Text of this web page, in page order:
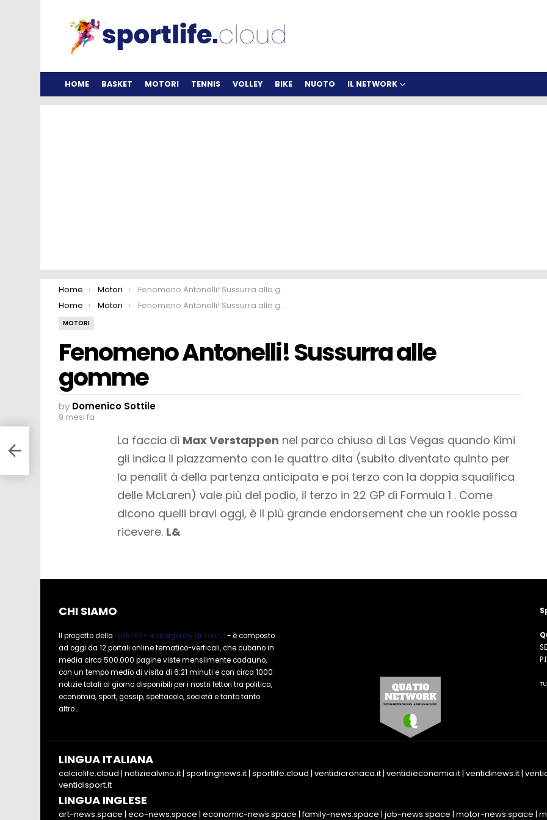
HOME BASKET MOTORI TENNIS VOLLEY BIKE NUOTO IL NETWORK
You are here:
Home Motori
Fenomeno Antonelli! Sussurra alle gomme
You are here:
Home Motori Fenomeno Antonelli! Sussurra alle gomme
MOTORI
Fenomeno Antonelli! Sussurra alle
gomme
by Domenico Sottile
9 mesi fa
La faccia di Max Verstappen nel parco chiuso di Las Vegas quando Kimi
gli indica il piazzamento con le quattro dita (subito diventato quinto per
la penalit à della partenza anticipata e poi terzo con la doppia squalifica
delle McLaren) vale più del podio, il terzo in 22 GP di Formula 1 . Come
dicono quelli bravi oggi, è il più grande endorsement che un rookie possa
ricevere. L&
CHI SIAMO
Il progetto della QUATIO - web agency di Torino- è composto
ad oggi da 12 portali online tematico-verticali, che cubano in
media circa 500.000 pagine viste mensilmente cadauno,
con un tempo medio di visita di 6:21 minuti e con circa 1000
notizie totali al giorno disponibili per i nostri lettori tra politica,
economia, sport, gossip, spettacolo, società e tanto tanto
altro...
LINGUA ITALIANA
calciolife.cloud | notiziealvino.it| sportingnews.it| sportlife.cloud | ventidicronaca.it| ventidieconomia.it| ventidinews.it|
ventidisport.it
LINGUA INGLESE
art-news.space | eco-news.space | economic-news.space |family-news.space | job-news.space | motor-news.space |